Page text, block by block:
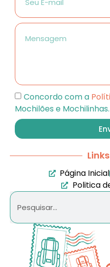
Concordo com a
Mochilões e Mochilinhas.
Página Inicial
Politica